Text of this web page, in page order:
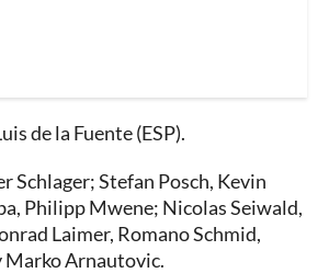
de la Fuente (ESP).
Schlager; Stefan Posch, Kevin
Philipp Mwene; Nicolas Seiwald,
Laimer, Romano Schmid,
Marko Arnautovic.